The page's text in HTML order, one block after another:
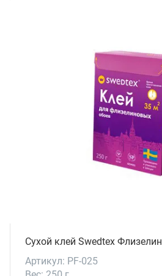
Сухой клей Swedtex Флизелин
Артикул: PF-025